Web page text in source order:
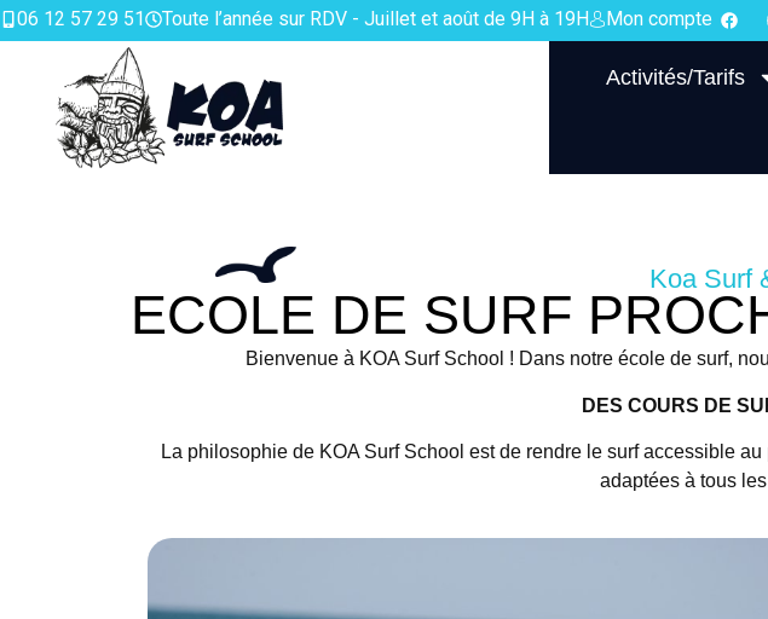
06 12 57 29 51 Toute l’année sur RDV - Juillet et août de 9H à 19H Mon compte
Activités/Tarifs
Koa Surf
ECOLE DE SURF
Bienvenue à KOA Surf School ! Dans notre école de surf,
DES COURS DE
La philosophie de KOA Surf School est de rendre le surf accessible
adaptées à tous